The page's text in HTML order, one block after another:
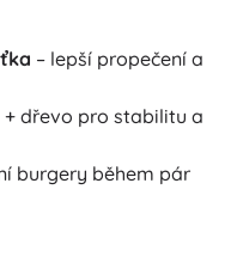
– lepší propečení a
+ dřevo pro stabilitu a
burgery během pár